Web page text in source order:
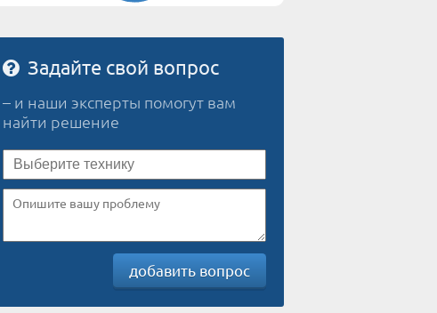
Задайте свой вопрос
– и наши эксперты помогут вам
найти решение
добавить вопрос